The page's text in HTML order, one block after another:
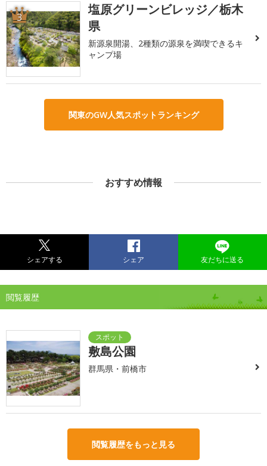
3
塩原グリーンビレッジ／栃木
県
新源泉開湯、2種類の源泉を満喫できるキ
ャンプ場
関東のGW人気スポットランキング
おすすめ情報
シェアする シェア 友だちに送る
閲覧履歴
敷島公園
群馬県・前橋市
閲覧履歴をもっと見る